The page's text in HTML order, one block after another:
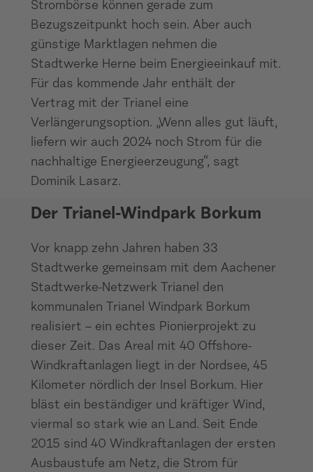
Strombörse können gerade zum
Bezugszeitpunkt hoch sein. Aber auch
günstige Marktlagen nehmen die
Stadtwerke Herne beim Energieeinkauf mit.
Für das kommende Jahr enthält der
Vertrag mit der Trianel eine
Verlängerungsoption. „Wenn alles gut läuft,
liefern wir auch 2024 noch Strom für die
nachhaltige Energieerzeugung“, sagt
Dominik Lasarz.
Der Trianel-Windpark Borkum
Vor knapp zehn Jahren haben 33
Stadtwerke gemeinsam mit dem Aachener
Stadtwerke-Netzwerk Trianel den
kommunalen Trianel Windpark Borkum
realisiert – ein echtes Pionierprojekt zu
dieser Zeit. Das Areal mit 40 Offshore-
Windkraftanlagen liegt in der Nordsee, 45
Kilometer nördlich der Insel Borkum. Hier
bläst ein beständiger und kräftiger Wind,
viermal so stark wie an Land. Seit Ende
2015 sind 40 Windkraftanlagen der ersten
Ausbaustufe am Netz, die Strom für